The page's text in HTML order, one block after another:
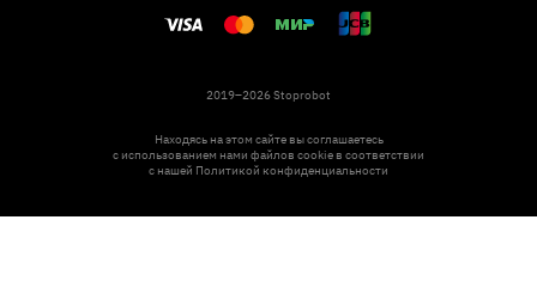
2019–2026 Stoprobot
Находясь на этом сайте вы соглашаетесь
с использованием нами файлов cookie в соответствии
с нашей Политикой конфиденциальности